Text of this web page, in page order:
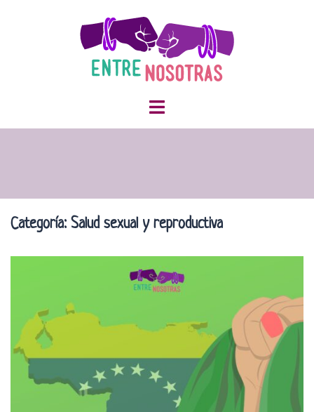
Categoría: Salud sexual y reproductiva